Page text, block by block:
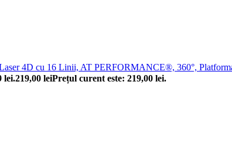
4D cu 16 Linii, AT PERFORMANCE®, 360°,
lei.219,00 leiPrețul curent este: 219,00 lei.